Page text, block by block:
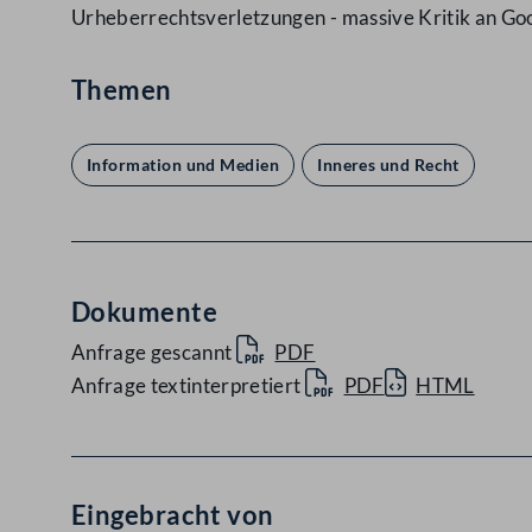
Urheberrechtsverletzungen - massive Kritik an
Themen
Information und Medien Inneres und Recht
Dokumente
Anfrage gescannt
PDF
Anfrage textinterpretiert
PDF HTML
Eingebracht von